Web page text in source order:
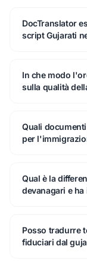
DocTranslator
script Gujarati
In che modo
sulla qualità
Quali
per
Qual è la
devanagari e
Posso tradurre
fiduciari dal